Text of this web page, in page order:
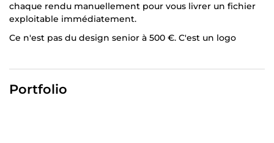
chaque rendu manuellement pour vous livrer un fichier
exploitable immédiatement.
Ce n'est pas du design senior à 500 €. C'est un logo
1 logo finalisé PNG haute qualité, fond transparent
Version couleur
Portfolio